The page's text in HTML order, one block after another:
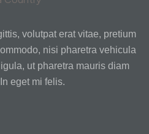
volutpat erat vitae, pretium
nisi pharetra vehicula
ut pharetra mauris diam
eget mi felis.